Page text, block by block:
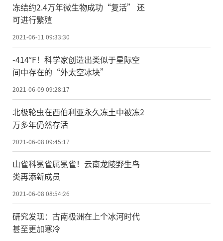
冻结约2.4万年微生物成功“复活” 还
可进行繁殖
2021-06-11 09:33:30
-414°F！科学家创造出类似于星际空
间中存在的“外太空冰块”
2021-06-09 09:28:17
北极轮虫在西伯利亚永久冻土中被冻2
万多年仍然存活
2021-06-08 09:45:17
山雀科冕雀属冕雀！云南龙陵野生鸟
类再添新成员
2021-06-08 08:54:26
研究发现：古南极洲在上个冰河时代
甚至更加寒冷